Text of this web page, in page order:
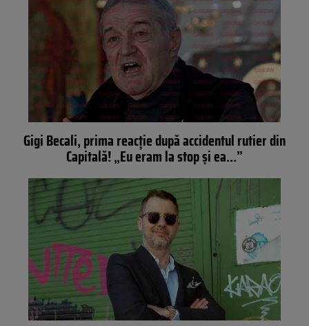
Gigi Becali, prima reacție după accidentul rutier din
Capitală! „Eu eram la stop și ea…”